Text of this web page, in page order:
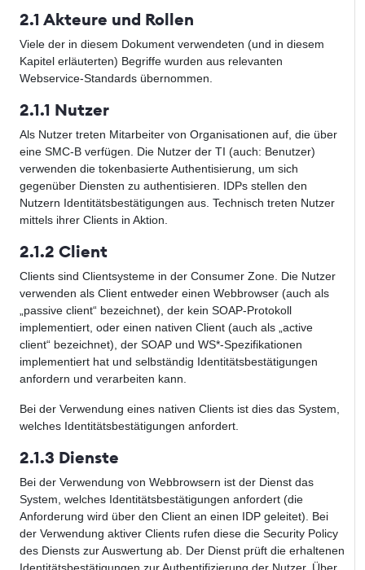
2.1 Akteure und Rollen
Viele der in diesem Dokument verwendeten (und in diesem
Kapitel erläuterten) Begriffe wurden aus relevanten
Webservice-Standards übernommen.
2.1.1 Nutzer
Als Nutzer treten Mitarbeiter von Organisationen auf, die über
eine SMC-B verfügen. Die Nutzer der TI (auch: Benutzer)
verwenden die tokenbasierte Authentisierung, um sich
gegenüber Diensten zu authentisieren. IDPs stellen den
Nutzern Identitätsbestätigungen aus. Technisch treten Nutzer
mittels ihrer Clients in Aktion.
2.1.2 Client
Clients sind Clientsysteme in der Consumer Zone. Die Nutzer
verwenden als Client entweder einen Webbrowser (auch als
„passive client“ bezeichnet), der kein SOAP-Protokoll
implementiert, oder einen nativen Client (auch als „active
client“ bezeichnet), der SOAP und WS*-Spezifikationen
implementiert hat und selbständig Identitätsbestätigungen
anfordern und verarbeiten kann.
Bei der Verwendung eines nativen Clients ist dies das System,
welches Identitätsbestätigungen anfordert.
2.1.3 Dienste
Bei der Verwendung von Webbrowsern ist der Dienst das
System, welches Identitätsbestätigungen anfordert (die
Anforderung wird über den Client an einen IDP geleitet). Bei
der Verwendung aktiver Clients rufen diese die Security Policy
des Diensts zur Auswertung ab. Der Dienst prüft die erhaltenen
Identitätsbestätigungen zur Authentifizierung der Nutzer. Über